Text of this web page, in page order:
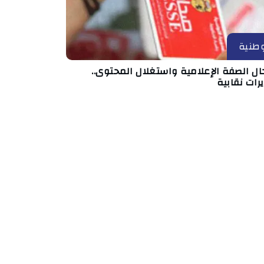
الصفة الإعلامية واستغلال المحتوى..
نقابية